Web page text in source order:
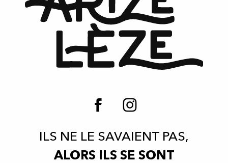
ILS NE LE SAVAIENT PAS,
ALORS ILS SE SONT